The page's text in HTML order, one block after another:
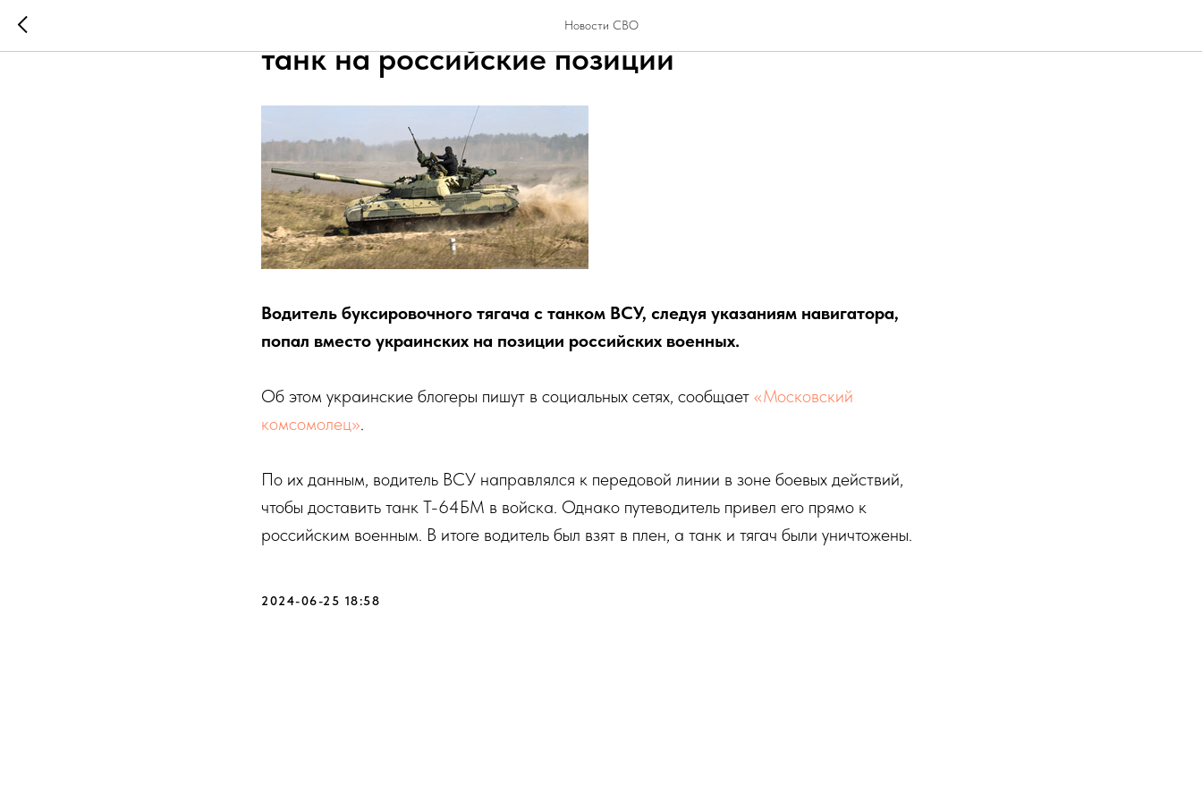
Новости СВО
Украинский военный по навигатору привез
танк на российские позиции
Водитель буксировочного тягача с танком ВСУ, следуя указаниям навигатора,
попал вместо украинских на позиции российских военных.
Об этом украинские блогеры пишут в социальных сетях, сообщает «Московский
комсомолец».
По их данным, водитель ВСУ направлялся к передовой линии в зоне боевых действий,
чтобы доставить танк Т-64БМ в войска. Однако путеводитель привел его прямо к
российским военным. В итоге водитель был взят в плен, а танк и тягач были уничтожены.
2024-06-25 18:58